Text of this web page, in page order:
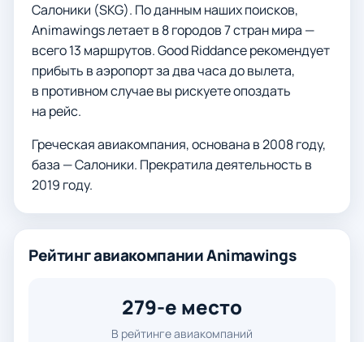
Салоники (SKG). По данным наших поисков,
Animawings летает в 8 городов 7 стран мира —
всего 13 маршрутов. Good Riddance рекомендует
прибыть в аэропорт за два часа до вылета,
в противном случае вы рискуете опоздать
на рейс.
Греческая авиакомпания, основана в 2008 году,
база — Салоники. Прекратила деятельность в
2019 году.
Рейтинг авиакомпании Animawings
279-е место
В рейтинге авиакомпаний